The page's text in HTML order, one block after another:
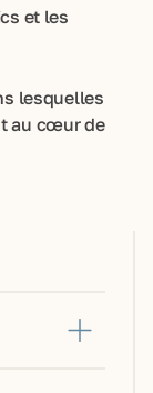
et les
lesquelles
au cœur de